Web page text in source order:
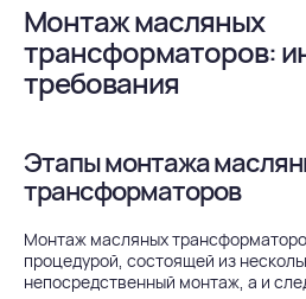
Монтаж масляных
трансформаторов:
требования
Этапы монтажа
трансформаторов
Монтаж масляных
процедурой, состоящей из
непосредственный монтаж, а и